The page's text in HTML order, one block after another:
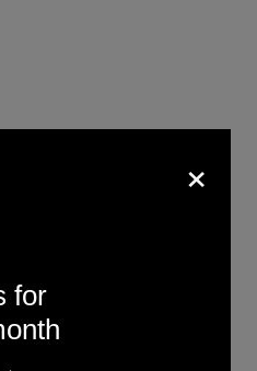
voor het
Hij maakt
en komt dan met
geven openlijk toe
aan het vieren
×
for